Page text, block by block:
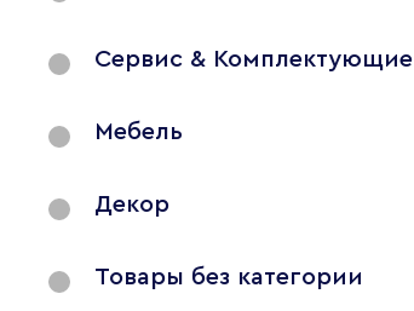
Сервис & Комплектующие
Мебель
Декор
Товары без категории